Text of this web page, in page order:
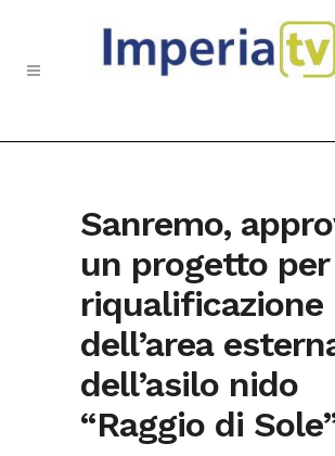
Sanremo,
un progetto
riqualificazione
dell’area
dell’asilo nido
“Raggio di